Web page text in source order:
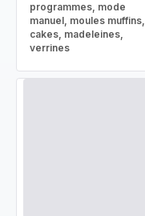
programmes, mode
manuel, moules muffins,
cakes, madeleines,
verrines